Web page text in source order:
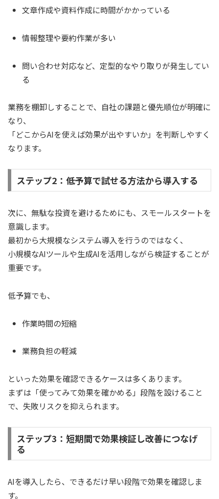
文章作成や資料作成に時間がかかっている
情報整理や要約作業が多い
問い合わせ対応など、定型的なやり取りが発生してい
る
業務を棚卸しすることで、自社の課題と優先順位が明確に
なり、
「どこからAIを使えば効果が出やすいか」を判断しやすく
なります。
ステップ2：低予算で試せる方法から導入する
次に、無駄な投資を避けるためにも、スモールスタートを
意識します。
最初から大規模なシステム導入を行うのではなく、
小規模なAIツールや生成AIを活用しながら検証することが
重要です。
低予算でも、
作業時間の短縮
業務負担の軽減
といった効果を確認できるケースは多くあります。
まずは「使ってみて効果を確かめる」段階を設けること
で、失敗リスクを抑えられます。
ステップ3：短期間で効果検証し改善につなげ
る
AIを導入したら、できるだけ早い段階で効果を確認しま
す。